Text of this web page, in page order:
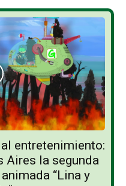
entretenimiento:
Aires la segunda
“Lina y